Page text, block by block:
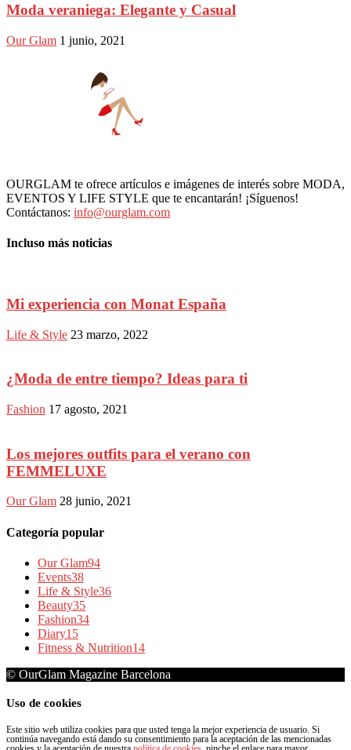
Moda veraniega: Elegante y Casual
Our Glam 1 junio, 2021
OURGLAM te ofrece artículos e imágenes de interés sobre MODA,
EVENTOS Y LIFE STYLE que te encantarán! ¡Síguenos!
Contáctanos: info@ourglam.com
Incluso más noticias
Mi experiencia con Monat España
Life & Style 23 marzo, 2022
¿Moda de entre tiempo? Ideas para ti
Fashion 17 agosto, 2021
Los mejores outfits para el verano con
FEMMELUXE
Our Glam 28 junio, 2021
Categoría popular
Our Glam94
Events38
Life & Style36
Beauty35
Fashion34
Diary15
Fitness & Nutrition14
© OurGlam Magazine Barcelona
Uso de cookies
Este sitio web utiliza cookies para que usted tenga la mejor experiencia de usuario. Si
continúa navegando está dando su consentimiento para la aceptación de las mencionadas